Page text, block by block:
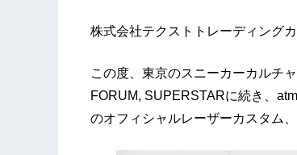
株式会社テクストトレーディング
この度、東京のスニーカーカルチ
FORUM, SUPERSTARに続き、
のオフィシャルレーザーカスタム、